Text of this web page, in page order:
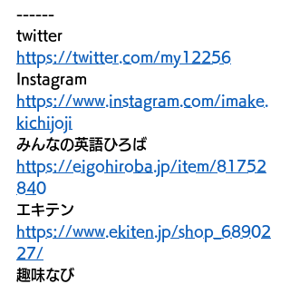
------
twitter
https://twitter.com/my12256
Instagram
https://www.instagram.com/imake.
kichijoji
みんなの英語ひろば
https://eigohiroba.jp/item/81752
840
エキテン
https://www.ekiten.jp/shop_68902
27/
趣味なび